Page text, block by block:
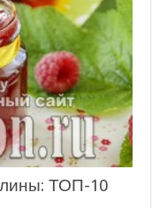
ТОП-10